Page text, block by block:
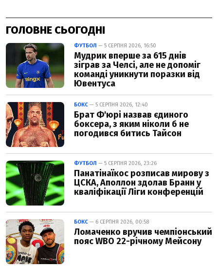
ГОЛОВНЕ СЬОГОДНІ
ФУТБОЛ — 5 СЕРПНЯ 2026, 16:50
Мудрик вперше за 615 днів
зіграв за Челсі, але не допоміг
команді уникнути поразки від
Ювентуса
БОКС — 5 СЕРПНЯ 2026, 12:40
Брат Ф'юрі назвав єдиного
боксера, з яким ніколи б не
погодився битись Тайсон
ФУТБОЛ — 5 СЕРПНЯ 2026, 23:26
Панатінаїкос розписав мирову з
ЦСКА, Аполлон здолав Бранн у
кваліфікації Ліги конференцій
БОКС — 6 СЕРПНЯ 2026, 00:58
Ломаченко вручив чемпіонський
пояс WBO 22-річному Мейсону